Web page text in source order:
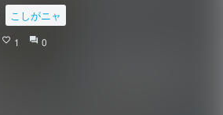
こしがニャ
favorite_border 1 question_answer 0